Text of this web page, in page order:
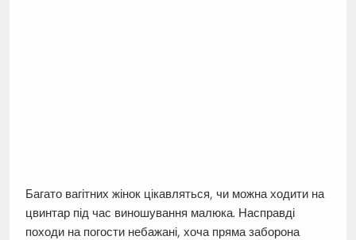
Багато вагітних жінок цікавляться, чи можна ходити на
цвинтар під час виношування малюка. Насправді
походи на погости небажані, хоча пряма заборона